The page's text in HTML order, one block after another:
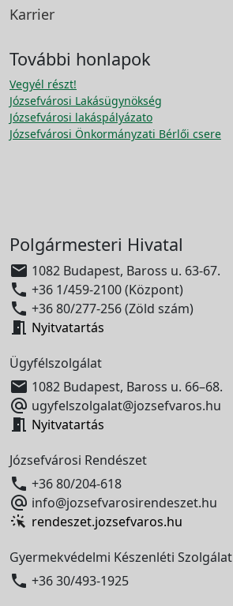
Karrier
További honlapok
Vegyél részt!
Józsefvárosi Lakásügynökség
Józsefvárosi lakáspályázato
Józsefvárosi Önkormányzati Bérlői csere
Polgármesteri Hivatal
 1082 Budapest, Baross u. 63-67.
 +36 1/459-2100 (Központ)
 +36 80/277-256 (Zöld szám)
 Nyitvatartás
Ügyfélszolgálat
 1082 Budapest, Baross u. 66–68.
 ugyfelszolgalat@jozsefvaros.hu
 Nyitvatartás
Józsefvárosi Rendészet
 +36 80/204-618
 info@jozsefvarosirendeszet.hu
rendeszet.jozsefvaros.hu
Gyermekvédelmi Készenléti Szolgálat
 +36 30/493-1925